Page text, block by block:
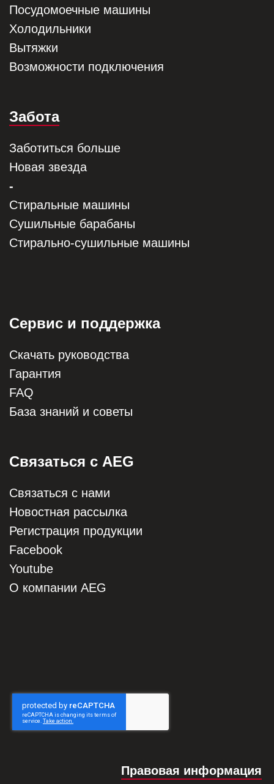
Посудомоечные машины
Холодильники
Вытяжки
Возможности подключения
Забота
Заботиться больше
Новая звезда
-
Стиральные машины
Сушильные барабаны
Стирально-сушильные машины
Сервис и поддержка
Скачать руководства
Гарантия
FAQ
База знаний и советы
Связаться с AEG
Связаться с нами
Новостная рассылка
Регистрация продукции
Facebook
Youtube
О компании AEG
Правовая информация